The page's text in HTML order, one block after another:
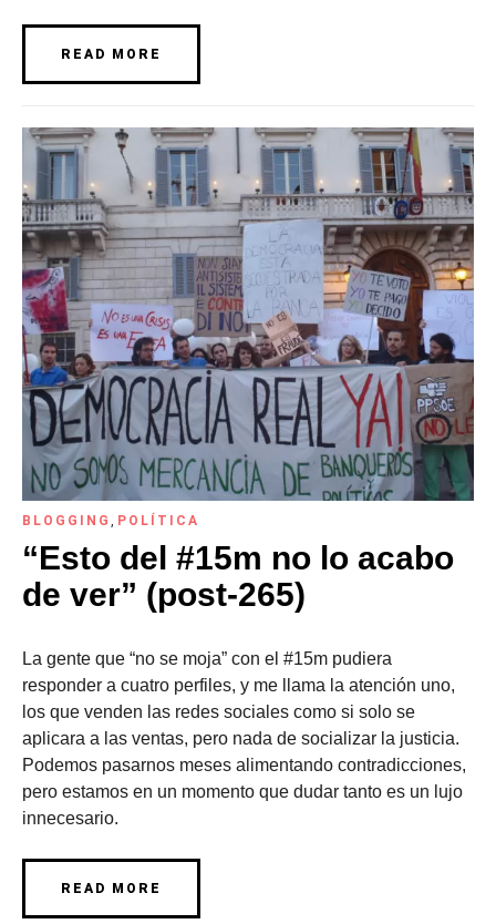
READ MORE
BLOGGING , POLÍTICA
“Esto del #15m no lo acabo
de ver” (post-265)
La gente que “no se moja” con el #15m pudiera
responder a cuatro perfiles, y me llama la atención uno,
los que venden las redes sociales como si solo se
aplicara a las ventas, pero nada de socializar la justicia.
Podemos pasarnos meses alimentando contradicciones,
pero estamos en un momento que dudar tanto es un lujo
innecesario.
READ MORE